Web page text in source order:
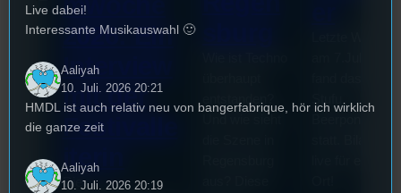
2026: Ein
Interview
mit der
Festivalle
iterin
Die
Live dabei!
Interessante Musikauswahl 🙂
Aaliyah
10. Juli. 2026 20:21
HMDL ist auch relativ neu von bangerfabrique, hör ich wirklich
die ganze zeit
Aaliyah
10. Juli. 2026 20:19